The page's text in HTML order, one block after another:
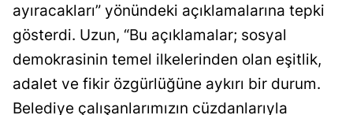
ayıracakları” yönündeki açıklamalarına tepki
gösterdi. Uzun, “Bu açıklamalar; sosyal
demokrasinin temel ilkelerinden olan eşitlik,
adalet ve fikir özgürlüğüne aykırı bir durum.
Belediye çalışanlarımızın cüzdanlarıyla